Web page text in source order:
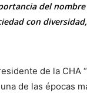
del nombre
con
de la CHA
de las épocas